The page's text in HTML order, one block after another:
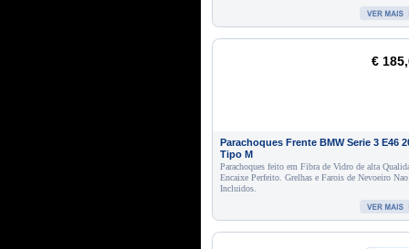
€
Parachoques Frente BMW Serie 3 E46
Tipo M
Parachoques feito em Fibra de Vidro de alta
Encaixe Perfeito. Grelhas e Farois de Nevoeiro Nao
Incluidos.